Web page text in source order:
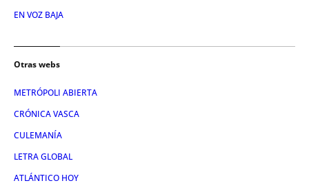
EN VOZ BAJA
Otras webs
METRÓPOLI ABIERTA
CRÓNICA VASCA
CULEMANÍA
LETRA GLOBAL
ATLÁNTICO HOY